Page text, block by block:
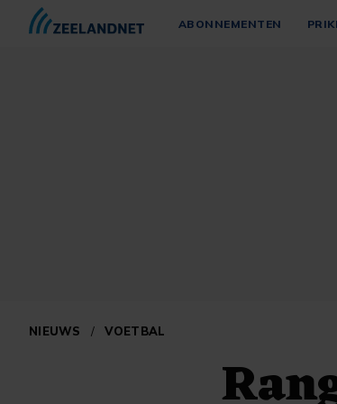
ABONNEMENTEN
NIEUWS / VOETBAL